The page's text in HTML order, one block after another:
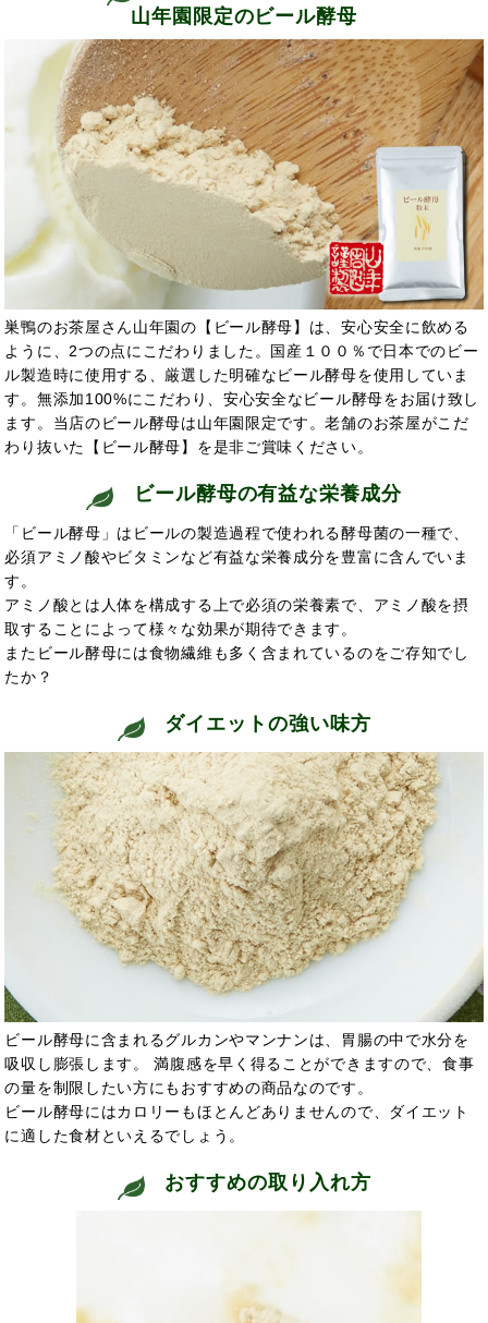
山年園限定のビール酵母
巣鴨のお茶屋さん山年園の【ビール酵母】は、安心安全に飲める
ように、2つの点にこだわりました。国産１００％で日本でのビー
ル製造時に使用する、厳選した明確なビール酵母を使用していま
す。無添加100%にこだわり、安心安全なビール酵母をお届け致し
ます。当店のビール酵母は山年園限定です。老舗のお茶屋がこだ
わり抜いた【ビール酵母】を是非ご賞味ください。
ビール酵母の有益な栄養成分
「ビール酵母」はビールの製造過程で使われる酵母菌の一種で、
必須アミノ酸やビタミンなど有益な栄養成分を豊富に含んでいま
す。
アミノ酸とは人体を構成する上で必須の栄養素で、アミノ酸を摂
取することによって様々な効果が期待できます。
またビール酵母には食物繊維も多く含まれているのをご存知でし
たか？
ダイエットの強い味方
ビール酵母に含まれるグルカンやマンナンは、胃腸の中で水分を
吸収し膨張します。 満腹感を早く得ることができますので、食事
の量を制限したい方にもおすすめの商品なのです。
ビール酵母にはカロリーもほとんどありませんので、ダイエット
に適した食材といえるでしょう。
おすすめの取り入れ方